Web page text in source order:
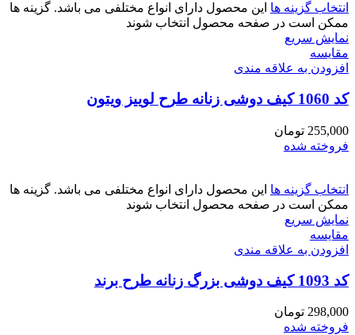
انتخاب گزینه ها این محصول دارای انواع مختلفی می باشد. گزینه ها
ممکن است در صفحه محصول انتخاب شوند
نمایش سریع
مقايسه
افزودن به علاقه مندی
کد 1060 کیف دوشی زنانه طرح لوییز ویتون
255,000 تومان
فروخته شده
انتخاب گزینه ها این محصول دارای انواع مختلفی می باشد. گزینه ها
ممکن است در صفحه محصول انتخاب شوند
نمایش سریع
مقايسه
افزودن به علاقه مندی
کد 1093 کیف دوشی بزرگ زنانه طرح برند
298,000 تومان
فروخته شده